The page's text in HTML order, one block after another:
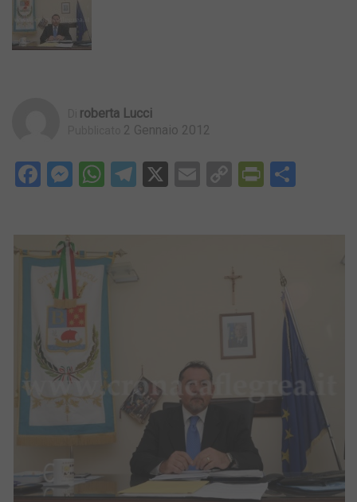
Roberta Lucci
2 Gennaio 2012
Facebook
Messenger
WhatsApp
Telegram
X EmailCopy